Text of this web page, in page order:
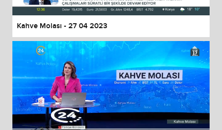
Kahve Molası - 27 04 2023